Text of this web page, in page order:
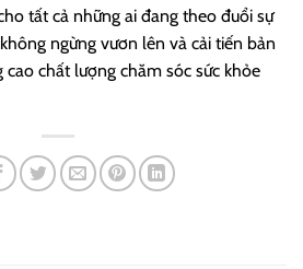
tất cả những ai đang theo đuổi sự
ngừng vươn lên và cải tiến bản
chất lượng chăm sóc sức khỏe